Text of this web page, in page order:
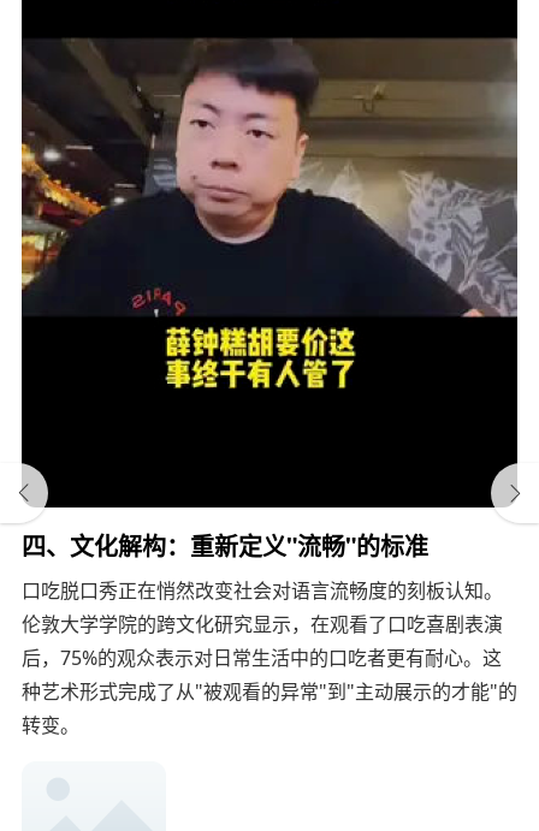
四、文化解构：重新定义"流畅"的标准
口吃脱口秀正在悄然改变社会对语言流畅度的刻板认知。
伦敦大学学院的跨文化研究显示，在观看了口吃喜剧表演
后，75%的观众表示对日常生活中的口吃者更有耐心。这
种艺术形式完成了从"被观看的异常"到"主动展示的才能"的
转变。